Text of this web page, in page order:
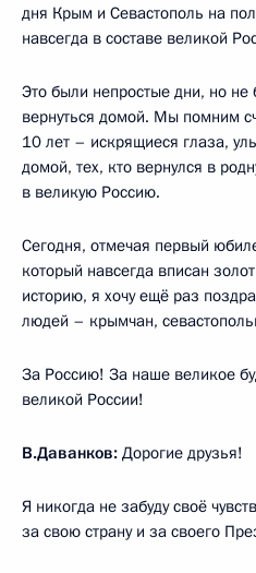
дня Крым и Севастополь на
навсегда в составе великой
Это были непростые дни, но
вернуться домой. Мы помним
10 лет – искрящиеся глаза,
домой, тех, кто вернулся в
в великую Россию.
Сегодня, отмечая первый
который навсегда вписан
историю, я хочу ещё раз
людей – крымчан,
За Россию! За наше великое
великой России!
В.Даванков: Дорогие друзья!
Я никогда не забуду своё
за свою страну и за своего